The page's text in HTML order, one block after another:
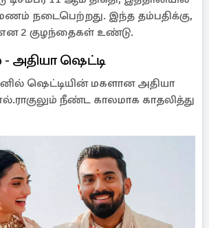
நடைபெற்றது. இந்த தம்பதிக்கு,
2 குழந்தைகள் உண்டு.
- அதியா ஷெட்டி
சுனில் ஷெட்டியின் மகளான அதியா
நீண்ட காலமாக காதலித்து